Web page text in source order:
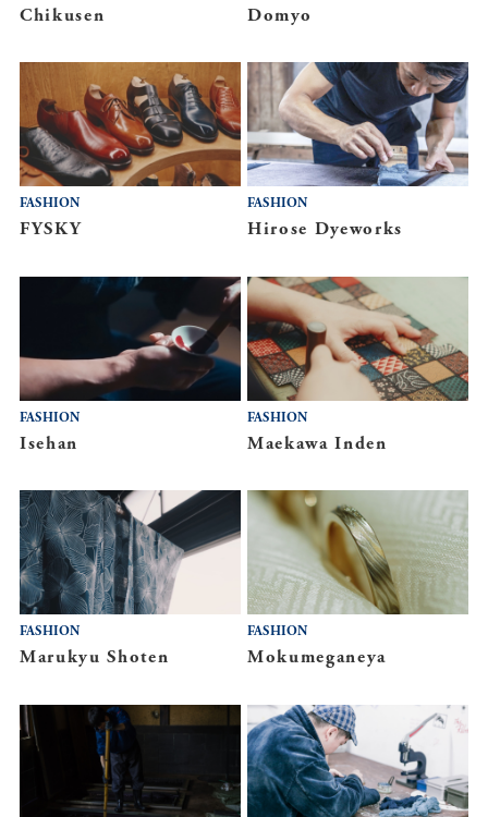
Chikusen Domyo
FYSKY
FASHION
Hirose Dyeworks
FASHION
Isehan
FASHION
Maekawa Inden
FASHION
Marukyu Shoten
FASHION
Mokumeganeya
FASHION